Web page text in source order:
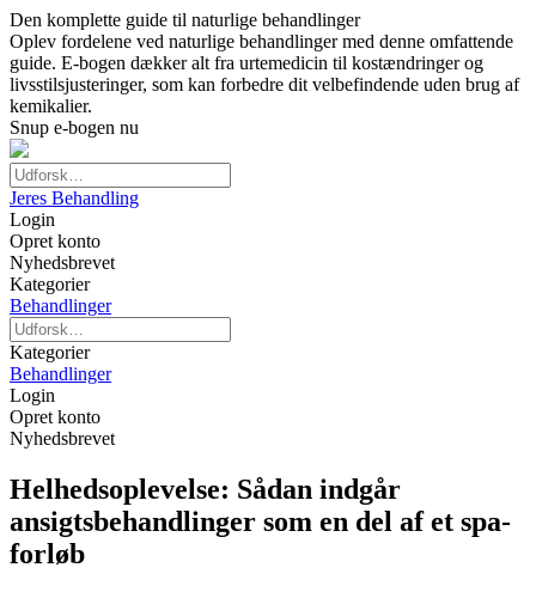
Den komplette guide til naturlige behandlinger
Oplev fordelene ved naturlige behandlinger med denne omfattende
guide. E-bogen dækker alt fra urtemedicin til kostændringer og
livsstilsjusteringer, som kan forbedre dit velbefindende uden brug af
kemikalier.
Snup e-bogen nu
Jeres Behandling
Login
Opret konto
Nyhedsbrevet
Kategorier
Behandlinger
Kategorier
Behandlinger
Login
Opret konto
Nyhedsbrevet
Helhedsoplevelse: Sådan indgår
ansigtsbehandlinger som en del af et spa-
forløb